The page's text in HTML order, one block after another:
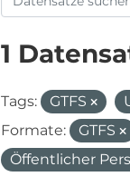
1
Tags: GTFS
Formate:
GTFS
Öffentlicher